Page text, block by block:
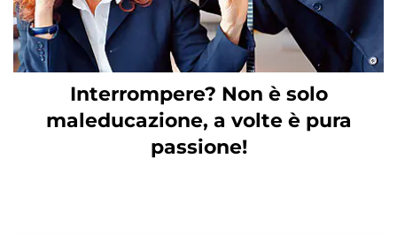
Interrompere? Non è solo
maleducazione, a volte è pura
passione!